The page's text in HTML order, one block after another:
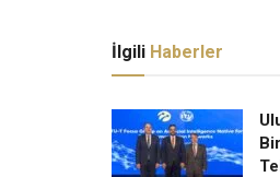
İlgili Haberler